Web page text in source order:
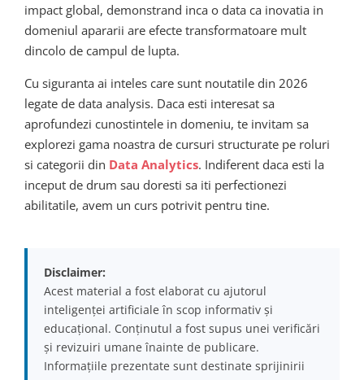
impact global, demonstrand inca o data ca inovatia in
domeniul apararii are efecte transformatoare mult
dincolo de campul de lupta.
Cu siguranta ai inteles care sunt noutatile din 2026
legate de data analysis. Daca esti interesat sa
aprofundezi cunostintele in domeniu, te invitam sa
explorezi gama noastra de cursuri structurate pe roluri
si categorii din Data Analytics. Indiferent daca esti la
inceput de drum sau doresti sa iti perfectionezi
abilitatile, avem un curs potrivit pentru tine.
Disclaimer:
Acest material a fost elaborat cu ajutorul
inteligenței artificiale în scop informativ și
educațional. Conținutul a fost supus unei verificări
și revizuiri umane înainte de publicare.
Informațiile prezentate sunt destinate sprijinirii